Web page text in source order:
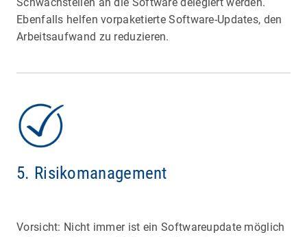
Ebenfalls helfen vorpaketierte Software-Updates, den
Arbeitsaufwand zu reduzieren.
5. Risikomanagement
Vorsicht: Nicht immer ist ein Softwareupdate möglich